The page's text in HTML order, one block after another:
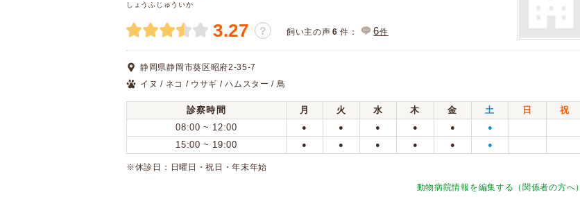
しょうふじゅういか
3.27 ？ 飼い主の声 6 件： 6件
静岡県静岡市葵区昭府2-35-7
イヌ / ネコ / ウサギ / ハムスター / 鳥
診察時間 月 火 水 木 金 土 日
祝
08:00 ~ 12:00
● ● ● ● ● ●
15:00 ~ 19:00 ● ● ● ● ● ●
※休診日：日曜日・祝日・年末年始
動物病院情報を編集する（関係者の方へ）